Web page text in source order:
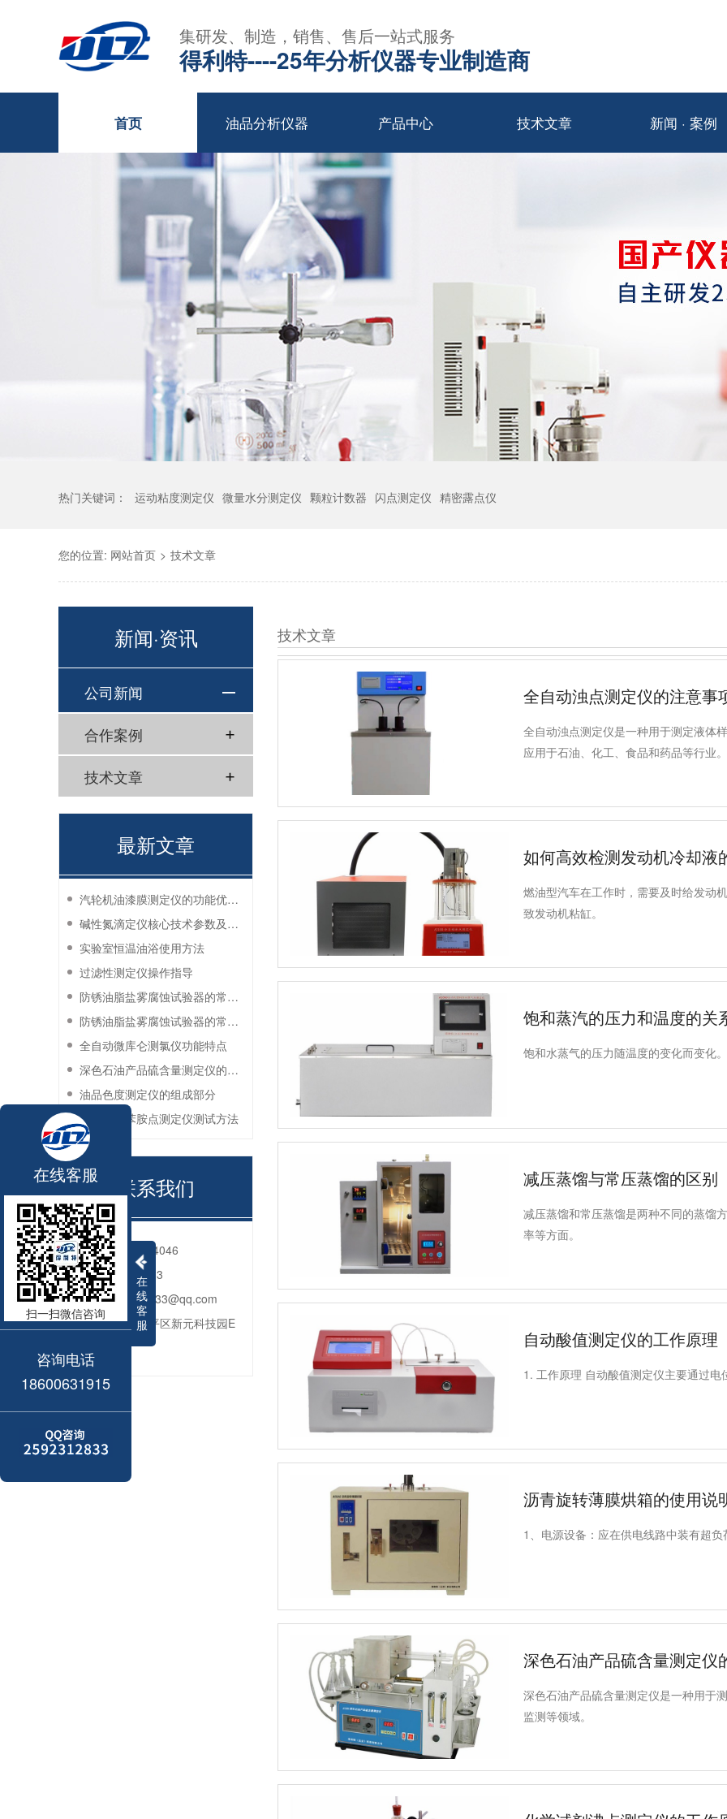
集研发、制造，销售、售后一站式服务
得利特----25年分析仪器专业制造商
首页 油品分析仪器 产品中心 技术文章 新闻 · 案例
热门关键词： 运动粘度测定仪 微量水分测定仪 颗粒计数器 闪点测定仪 精密露点仪
您的位置: 网站首页 > 技术文章
技术文章
全自动浊点测定仪的注意事
全自动浊点测定仪是一种用于测定液体
应用于石油、化工、食品和药品等行业。
如何高效检测发动机冷却液
燃油型汽车在工作时，需要及时给发动
致发动机粘缸。
饱和蒸汽的压力和温度的关
饱和水蒸气的压力随温度的变化而变化。
减压蒸馏与常压蒸馏的区别
减压蒸馏和常压蒸馏是两种不同的蒸馏
率等方面。
自动酸值测定仪的工作原理
1. 工作原理 自动酸值测定仪主要通过
沥青旋转薄膜烘箱的使用说
1、电源设备：应在供电线路中装有超
深色石油产品硫含量测定仪
深色石油产品硫含量测定仪是一种用于
监测等领域。
新闻·资讯
公司新闻
合作案例
技术文章
最新文章
汽轮机油漆膜测定仪的功能优势有哪些？
碱性氮滴定仪核心技术参数及应用说明
实验室恒温油浴使用方法
过滤性测定仪操作指导
防锈油脂盐雾腐蚀试验器的常见故障与解决方法
防锈油脂盐雾腐蚀试验器的常见故障与解决方法
全自动微库仑测氯仪功能特点
深色石油产品硫含量测定仪的工作环境要求
油品色度测定仪的组成部分
石油产品苯胺点测定仪测试方法
联系我们
电话：010-80764046
QQ：2592312833
邮箱：2592312833@qq.com
地址：北京市昌平区新元科技园E
在
线
客
服
在线客服
扫一扫微信咨询
咨询电话
18600631915